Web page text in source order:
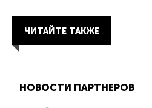
ЧИТАЙТЕ ТАКЖЕ
НОВОСТИ ПАРТНЕРОВ